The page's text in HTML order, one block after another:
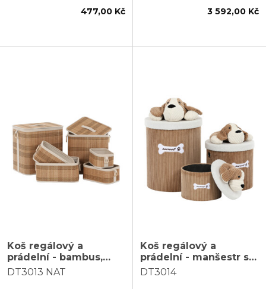
477,00 Kč 3 592,00 Kč
Koš regálový a
prádelní - bambus,
přírodní, cena za sadu
DT3013 NAT
Koš regálový a
prádelní - manšestr s
pejskem, hnědý, cena
DT3014